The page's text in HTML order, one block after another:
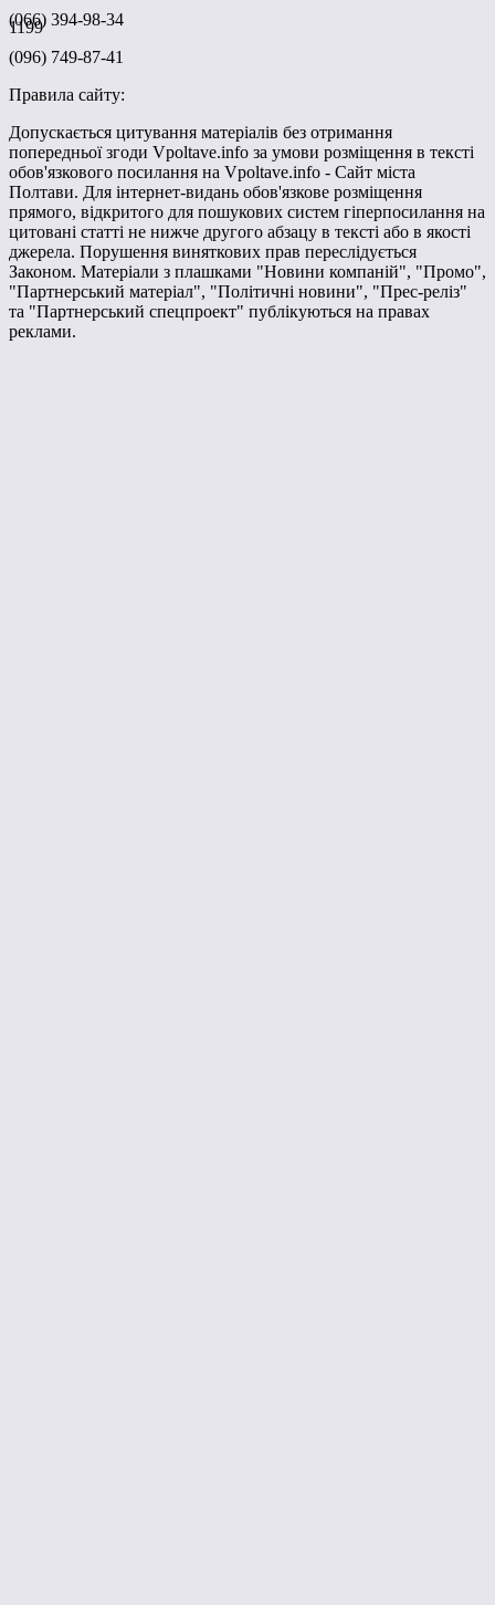
1199
(066) 394-98-34
(096) 749-87-41
Правила сайту:
Допускається цитування матеріалів без отримання
попередньої згоди Vpoltave.info за умови розміщення в тексті
обов'язкового посилання на Vpoltave.info - Сайт міста
Полтави. Для інтернет-видань обов'язкове розміщення
прямого, відкритого для пошукових систем гіперпосилання на
цитовані статті не нижче другого абзацу в тексті або в якості
джерела. Порушення виняткових прав переслідується
Законом. Матеріали з плашками "Новини компаній", "Промо",
"Партнерський матеріал", "Політичні новини", "Прес-реліз"
та "Партнерський спецпроект" публікуються на правах
реклами.